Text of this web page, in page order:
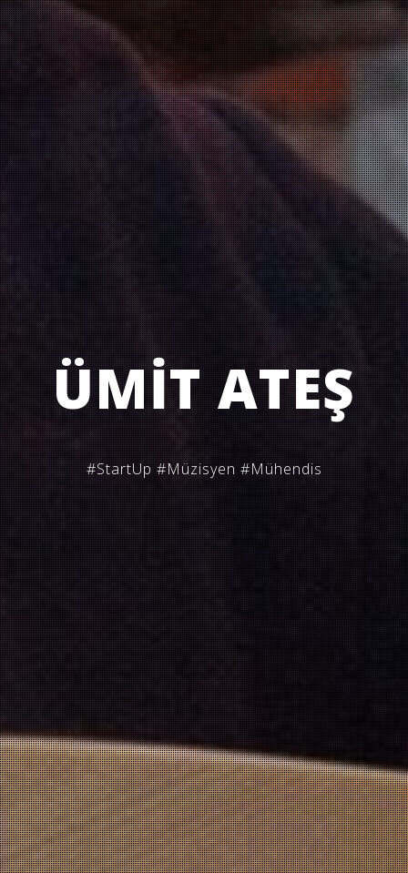
ÜMİT ATEŞ
#StartUp #Müzisyen #Mühendis